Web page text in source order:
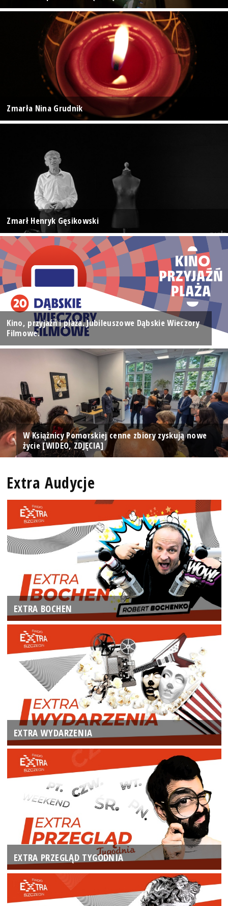
Zmarła Nina Grudnik
Zmarł Henryk Gęsikowski
Kino, przyjaźń i plaża. Jubileuszowe Dąbskie Wieczory
Filmowe.
W Książnicy Pomorskiej cenne zbiory zyskują nowe
życie [WIDEO, ZDJĘCIA]
Extra Audycje
EXTRA BOCHEN
EXTRA WYDARZENIA
EXTRA PRZEGLĄD TYGODNIA